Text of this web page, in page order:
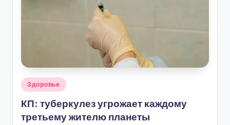
Опубликовано
Здоровье
КП: туберкулез угрожает каждому
третьему жителю планеты